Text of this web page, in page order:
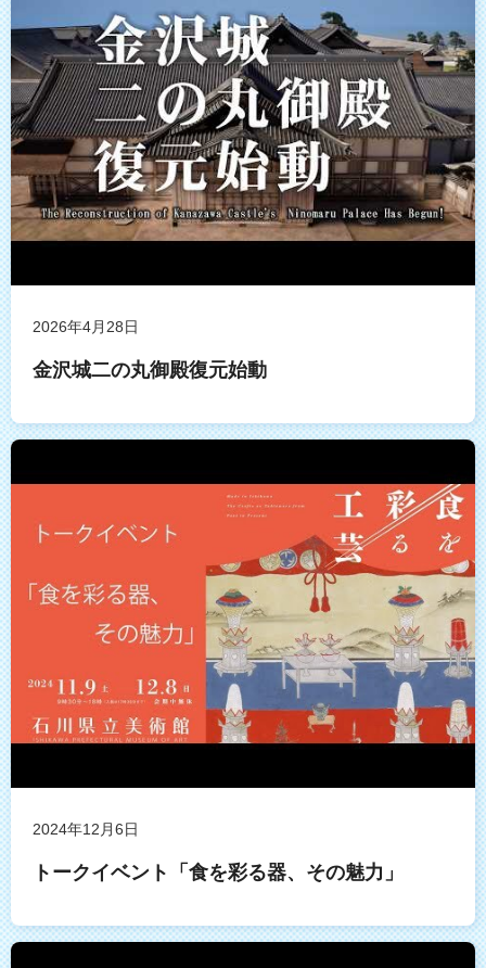
2026年4月28日
金沢城二の丸御殿復元始動
2024年12月6日
トークイベント「食を彩る器、その魅力」